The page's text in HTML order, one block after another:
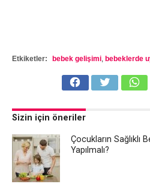
Etkiketler: bebek gelişimi, bebeklerde
Sizin için öneriler
Çocukların Sağlıklı
Yapılmalı?